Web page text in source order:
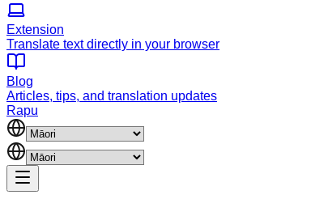
Extension
Translate text directly in your browser
Blog
Articles, tips, and translation updates
Rapu